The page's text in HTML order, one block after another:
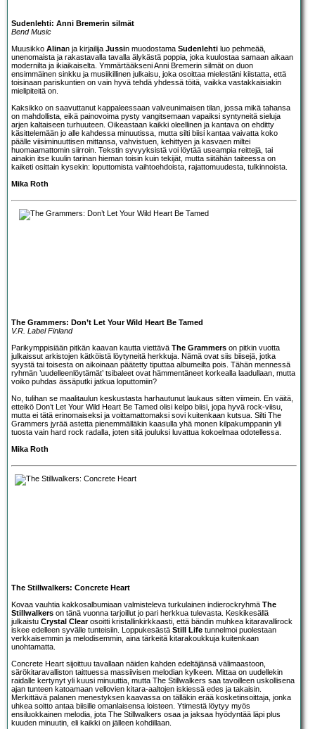
Sudenlehti: Anni Bremerin silmät
Bend Music
Muusikko Alinan ja kirjailija Jussin muodostama Sudenlehti luo pehmeää,
unenomaista ja rakastavalla tavalla älykästä poppia, joka kuulostaa samaan aikaan
modernilta ja ikiaikaiselta. Ymmärtääkseni Anni Bremerin silmät on duon
ensimmäinen sinkku ja musiikillinen julkaisu, joka osoittaa mielestäni kiistatta, että
toisinaan pariskuntien on vain hyvä tehdä yhdessä töitä, vaikka vastakkaisiakin
mielipiteitä on.
Kaksikko on saavuttanut kappaleessaan valveunimaisen tilan, jossa mikä tahansa
on mahdollista, eikä painovoima pysty vangitsemaan vapaiksi syntyneitä sieluja
arjen kaltaiseen turhuuteen. Oikeastaan kaikki oleellinen ja kantava on ehditty
käsittelemään jo alle kahdessa minuutissa, mutta silti biisi kantaa vaivatta koko
päälle viisiminuuttisen mittansa, vahvistuen, kehittyen ja kasvaen miltei
huomaamattomin siirroin. Tekstin syvyyksistä voi löytää useampia reittejä, tai
ainakin itse kuulin tarinan hieman toisin kuin tekijät, mutta siitähän taiteessa on
kaiketi osittain kysekin: loputtomista vaihtoehdoista, rajattomuudesta, tulkinnoista.
Mika Roth
The Grammers: Don’t Let Your Wild Heart Be Tamed
V.R. Label Finland
Parikymppisiään pitkän kaavan kautta viettävä The Grammers on pitkin vuotta
julkaissut arkistojen kätköistä löytyneitä herkkuja. Nämä ovat siis biisejä, jotka
syystä tai toisesta on aikoinaan päätetty tiputtaa albumeilta pois. Tähän mennessä
ryhmän ’uudelleenlöytämät’ tsibaleet ovat hämmentäneet korkealla laadullaan, mutta
voiko puhdas ässäputki jatkua loputtomiin?
No, tulihan se maalitaulun keskustasta harhautunut laukaus sitten viimein. En väitä,
etteikö Don’t Let Your Wild Heart Be Tamed olisi kelpo biisi, jopa hyvä rock-viisu,
mutta ei tätä erinomaiseksi ja voittamattomaksi sovi kuitenkaan kutsua. Silti The
Grammers jyrää astetta pienemmälläkin kaasulla yhä monen kilpakumppanin yli
tuosta vain hard rock radalla, joten sitä jouluksi luvattua kokoelmaa odotellessa.
Mika Roth
The Stillwalkers: Concrete Heart
Kovaa vauhtia kakkosalbumiaan valmisteleva turkulainen indierockryhmä The
Stillwalkers on tänä vuonna tarjoillut jo pari herkkua tulevasta. Keskikesällä
julkaistu Crystal Clearosoitti kristallinkirkkaasti, että bändin muhkea kitaravallirock
iskee edelleen syvälle tunteisiin. Loppukesästä Still Life tunnelmoi puolestaan
verkkaisemmin ja melodisemmin, aina tärkeitä kitarakoukkuja kuitenkaan
unohtamatta.
Concrete Heart sijoittuu tavallaan näiden kahden edeltäjänsä välimaastoon,
särökitaravalliston taittuessa massiivisen melodian kylkeen. Mittaa on uudellekin
raidalle kertynyt yli kuusi minuuttia, mutta The Stillwalkers saa tavoilleen uskollisena
ajan tunteen katoamaan vellovien kitara-aaltojen iskiessä edes ja takaisin.
Merkittävä palanen menestyksen kaavassa on tälläkin erää kosketinsoittaja, jonka
uhkea soitto antaa biisille omanlaisensa loisteen. Ytimestä löytyy myös
ensiluokkainen melodia, jota The Stillwalkers osaa ja jaksaa hyödyntää läpi plus
kuuden minuutin, eli kaikki on jälleen kohdillaan.